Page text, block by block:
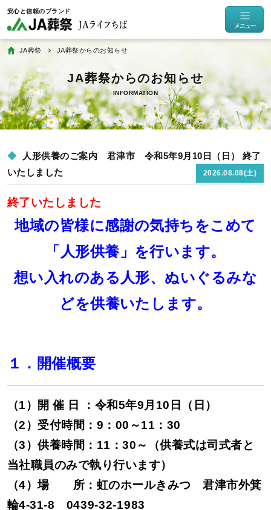
JA葬祭 JA葬祭からのお知らせ
INFORMATION
人形供養のご案内 君津市 令和5年9月10日（日） 終了
いたしました
2026.08.08(土)
終了いたしました
地域の皆様に感謝の気持ちをこめて
「人形供養」を行います。
想い入れのある人形、ぬいぐるみな
どを供養いたします。
１．開催概要
（1）
開 催 日 ：令和5年9月10日（日）
（2） 受付時間：9：00～11：30
（3）供養時間：11：30～（供養式は司式者と
当社職員のみで執り行います）
（4）場 所：虹のホールきみつ 君津市外箕
輪4-31-8 0439-32-1983